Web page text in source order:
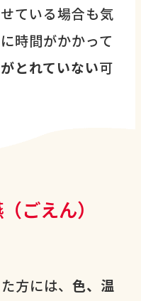
ている場合も気
時間がかかって
とれていない可
ごえん）
方には、色、温